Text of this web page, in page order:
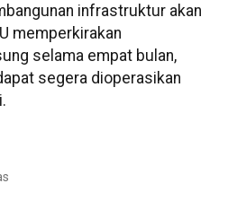
infrastruktur akan
memperkirakan
selama empat bulan,
segera dioperasikan